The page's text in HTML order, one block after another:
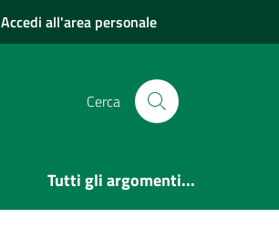
Accedi all'area personale
Cerca
Tutti gli argomenti...